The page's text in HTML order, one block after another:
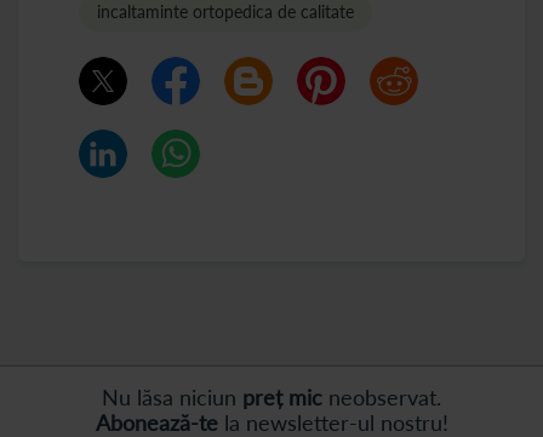
incaltaminte ortopedica de calitate
Nu lăsa niciun preț mic neobservat.
Abonează-tela newsletter-ul nostru!